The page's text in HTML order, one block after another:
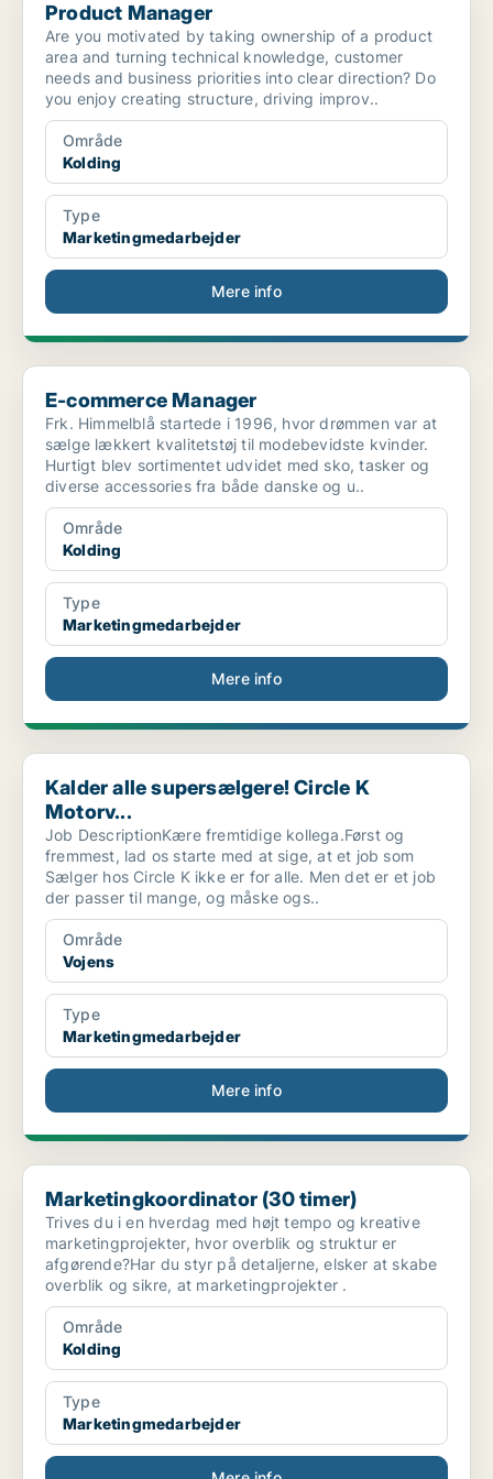
Product Manager
Are you motivated by taking ownership of a product
area and turning technical knowledge, customer
needs and business priorities into clear direction? Do
you enjoy creating structure, driving improv..
Område
Kolding
Type
Marketingmedarbejder
Mere info
E-commerce Manager
E-commerce Manager
Frk. Himmelblå startede i 1996, hvor drømmen var at
sælge lækkert kvalitetstøj til modebevidste kvinder.
Hurtigt blev sortimentet udvidet med sko, tasker og
diverse accessories fra både danske og u..
Område
Kolding
Type
Marketingmedarbejder
Mere info
Kalder alle supersælgere! Circle K Motorv...
Kalder alle supersælgere! Circle K
Motorv...
Job DescriptionKære fremtidige kollega.Først og
fremmest, lad os starte med at sige, at et job som
Sælger hos Circle K ikke er for alle. Men det er et job
der passer til mange, og måske ogs..
Område
Vojens
Type
Marketingmedarbejder
Mere info
Marketingkoordinator (30 timer)
Marketingkoordinator (30 timer)
Trives du i en hverdag med højt tempo og kreative
marketingprojekter, hvor overblik og struktur er
afgørende?Har du styr på detaljerne, elsker at skabe
overblik og sikre, at marketingprojekter .
Område
Kolding
Type
Marketingmedarbejder